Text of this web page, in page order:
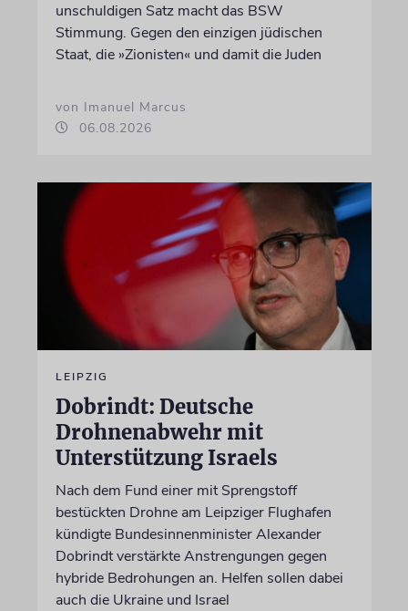
unschuldigen Satz macht das BSW
Stimmung. Gegen den einzigen jüdischen
Staat, die »Zionisten« und damit die Juden
von Imanuel Marcus
06.08.2026
LEIPZIG
Dobrindt: Deutsche
Drohnenabwehr mit
Unterstützung Israels
Nach dem Fund einer mit Sprengstoff
bestückten Drohne am Leipziger Flughafen
kündigte Bundesinnenminister Alexander
Dobrindt verstärkte Anstrengungen gegen
hybride Bedrohungen an. Helfen sollen dabei
auch die Ukraine und Israel